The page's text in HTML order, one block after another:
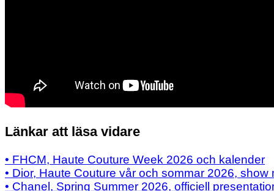
Länkar att läsa vidare
• FHCM, Haute Couture Week 2026 och kalender
• Dior, Haute Couture vår och sommar 2026, show
• Chanel, Spring Summer 2026, officiell